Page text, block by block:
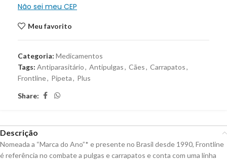
Não sei meu CEP
Meu favorito
Categoria: Medicamentos
Tags: Antiparasitário, Antipulgas, Cães, Carrapatos,
Frontline, Pipeta, Plus
Share:
Descrição
Nomeada a “Marca do Ano”* e presente no Brasil desde 1990, Frontline
é referência no combate a pulgas e carrapatos e conta com uma linha